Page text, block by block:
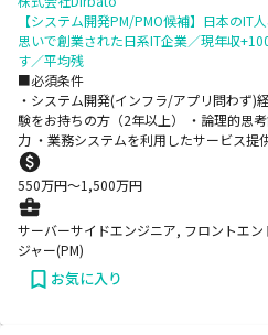
【システム開発PM/PMO候補】日本のIT
思いで創業された日系IT企業／現年収
す／平均残
■必須条件
・システム開発(インフラ/アプリ問わず)
験をお持ちの方（2年以上） ・論理的思
力 ・業務システムを利用したサービス提
550万円〜1,500万円
サーバーサイドエンジニア, フロントエ
ジャー(PM)
お気に入り